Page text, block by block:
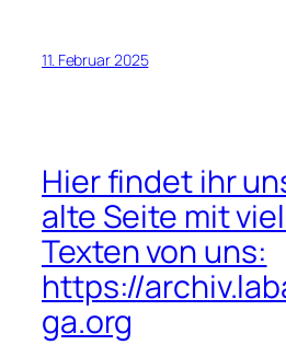
11. Februar 2025
Hier findet ihr
alte Seite mit
Texten von uns:
https://
ga.org